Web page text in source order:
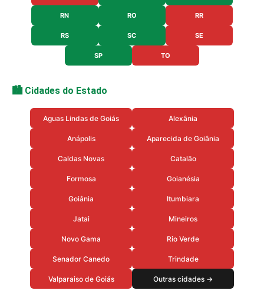
RN RO RR
RS SC SE
SP TO
🏙️ Cidades do Estado
Aguas Lindas de Goiás Alexânia
Anápolis Aparecida de Goiânia
Caldas Novas Catalão
Formosa Goianésia
Goiânia Itumbiara
Jatai Mineiros
Novo Gama Rio Verde
Senador Canedo Trindade
Valparaiso de Goiás Outras cidades →